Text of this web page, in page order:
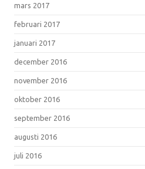
mars 2017
februari 2017
januari 2017
december 2016
november 2016
oktober 2016
september 2016
augusti 2016
juli 2016